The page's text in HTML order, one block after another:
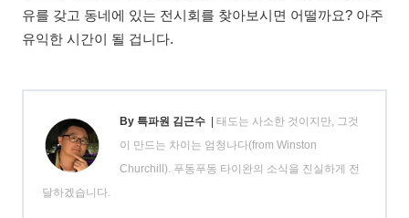
유를 갖고 동네에 있는 전시회를 찾아보시면 어떨까요? 아주
유익한 시간이 될 겁니다.
By 특파원 김근수 | 태도는 사소한 것이지만, 그것
이 만드는 차이는 엄청나다(from Winston
Churchill). 푸동푸동 타이완의 소식을 진실하게 전
달하겠습니다.